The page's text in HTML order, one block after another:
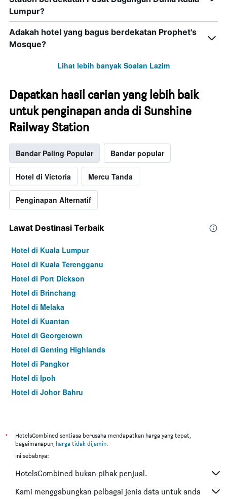
Lumpur?
Adakah hotel yang bagus berdekatan Prophet's
Mosque?
Lihat lebih banyak Soalan Lazim
Dapatkan hasil carian yang lebih baik
untuk penginapan anda di Sunshine
Railway Station
Bandar Paling Popular Bandar popular
Hotel di Victoria Mercu Tanda
Penginapan Alternatif
Lawat Destinasi Terbaik
Hotel di Kuala Lumpur
Hotel di Kuala Terengganu
Hotel di Port Dickson
Hotel di Brinchang
Hotel di Melaka
Hotel di Kuantan
Hotel di Georgetown
Hotel di Genting Highlands
Hotel di Pangkor
Hotel di Ipoh
Hotel di Johor Bahru
Hotel di Kuching
Hotel di Tokyo
Hotel di Bangkok
Hotel di Putrajaya
*
HotelsCombined sentiasa berusaha mendapatkan harga yang tepat,
bagaimanapun, harga tidak dijamin.
Ini sebabnya:
HotelsCombined bukan pihak penjual.
Kami menggabungkan pelbagai jenis data untuk anda